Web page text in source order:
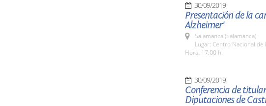
30/09/2019
Presentación de la
Alzheimer'
Salamanca (Salamanca)
Lugar: Centro Nacional
Hora: 17:00 h.
30/09/2019
Conferencia de
Diputaciones de